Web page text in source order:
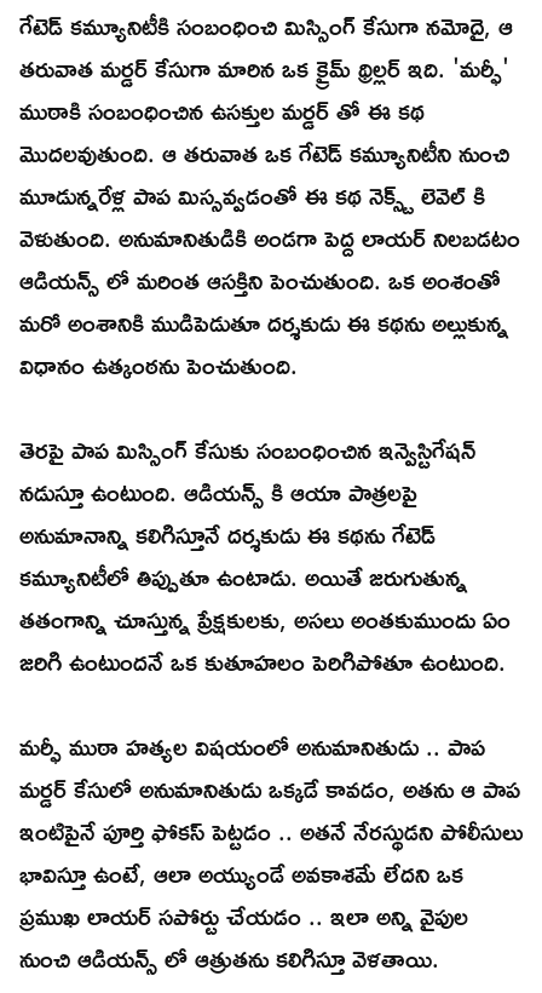
గేటెడ్ కమ్యూనిటీకి సంబంధించి మిస్సింగ్ కేసుగా నమోదై, ఆ
తరువాత మర్డర్ కేసుగా మారిన ఒక క్రైమ్ థ్రిల్లర్ ఇది. 'మర్ఫీ'
ముఠాకి సంబంధించిన ఉసక్తుల మర్డర్ తో ఈ కథ
మొదలవుతుంది. ఆ తరువాత ఒక గేటెడ్ కమ్యూనిటీని నుంచి
మూడున్నరేళ్ల పాప మిస్సవ్వడంతో ఈ కథ నెక్స్ట్ లెవెల్ కి
వెళుతుంది. అనుమానితుడికి అండగా పెద్ద లాయర్ నిలబడటం
ఆడియన్స్ లో మరింత ఆసక్తిని పెంచుతుంది. ఒక అంశంతో
మరో అంశానికి ముడిపెడుతూ దర్శకుడు ఈ కథను అల్లుకున్న
విధానం ఉత్కంఠను పెంచుతుంది.
తెరపై పాప మిస్సింగ్ కేసుకు సంబంధించిన ఇన్వెస్టిగేషన్
నడుస్తూ ఉంటుంది. ఆడియన్స్ కి ఆయా పాత్రలపై
అనుమానాన్ని కలిగిస్తూనే దర్శకుడు ఈ కథను గేటెడ్
కమ్యూనిటీలో తిప్పుతూ ఉంటాడు. అయితే జరుగుతున్న
తతంగాన్ని చూస్తున్న ప్రేక్షకులకు, అసలు అంతకుముందు ఏం
జరిగి ఉంటుందనే ఒక కుతూహలం పెరిగిపోతూ ఉంటుంది.
మర్ఫీ ముఠా హత్యల విషయంలో అనుమానితుడు .. పాప
మర్డర్ కేసులో అనుమానితుడు ఒక్కడే కావడం, అతను ఆ పాప
ఇంటిపైనే పూర్తి ఫోకస్ పెట్టడం .. అతనే నేరస్థుడని పోలీసులు
భావిస్తూ ఉంటే, ఆలా అయ్యుండే అవకాశమే లేదని ఒక
ప్రముఖ లాయర్ సపోర్టు చేయడం .. ఇలా అన్ని వైపుల
నుంచి ఆడియన్స్ లో ఆత్రుతను కలిగిస్తూ వెళతాయి.